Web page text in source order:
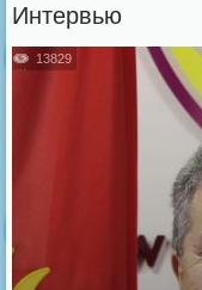
Интервью
13829